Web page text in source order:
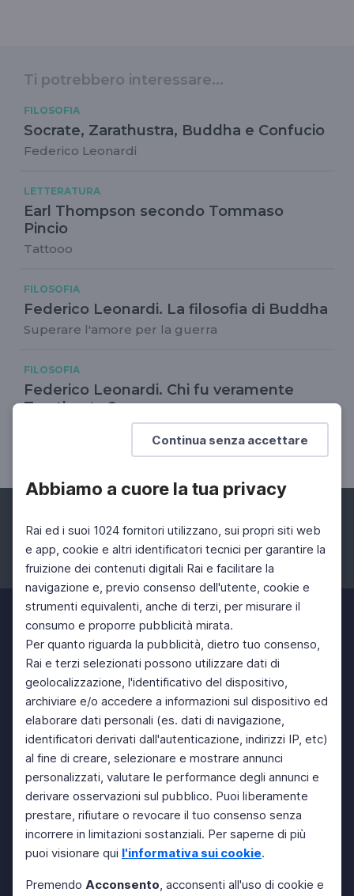
Continua senza accettare
Abbiamo a cuore la tua privacy
Rai ed i suoi 1024 fornitori utilizzano, sui propri siti web
e app, cookie e altri identificatori tecnici per garantire la
fruizione dei contenuti digitali Rai e facilitare la
navigazione e, previo consenso dell'utente, cookie e
strumenti equivalenti, anche di terzi, per misurare il
consumo e proporre pubblicità mirata.
Per quanto riguarda la pubblicità, dietro tuo consenso,
Rai e terzi selezionati possono utilizzare dati di
geolocalizzazione, l'identificativo del dispositivo,
archiviare e/o accedere a informazioni sul dispositivo ed
elaborare dati personali (es. dati di navigazione,
identificatori derivati dall'autenticazione, indirizzi IP, etc)
al fine di creare, selezionare e mostrare annunci
personalizzati, valutare le performance degli annunci e
derivare osservazioni sul pubblico. Puoi liberamente
prestare, rifiutare o revocare il tuo consenso senza
incorrere in limitazioni sostanziali. Per saperne di più
puoi visionare qui l'informativa sui cookie.
Premendo Acconsento, acconsenti all'uso di cookie e
Ti potrebbero interessare...
FILOSOFIA
Socrate, Zarathustra, Buddha e Confucio
Federico Leonardi
LETTERATURA
Earl Thompson secondo Tommaso
Pincio
Tattooo
FILOSOFIA
Federico Leonardi. La filosofia di Buddha
Superare l'amore per la guerra
FILOSOFIA
Federico Leonardi. Chi fu veramente
Zarathustra?
Tra Pitagora e Platone, tra ebraismo e
Facebook Instagram Twitter